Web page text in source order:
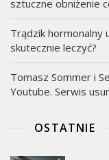
sztuczne obniżenie
Trądzik hormonalny
skutecznie leczyć?
Tomasz Sommer i
Youtube. Serwis
OSTATNIE